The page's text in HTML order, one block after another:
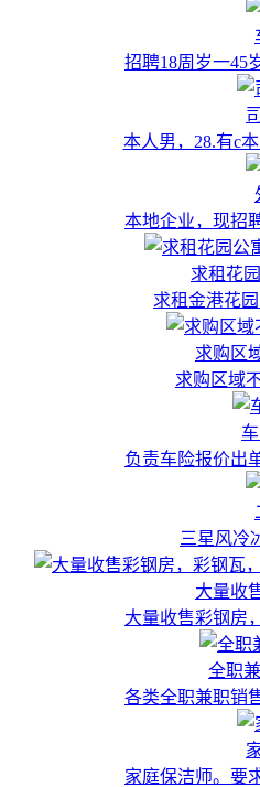
招聘18周岁一45
本人男，28.有c
本地企业，现招
求租花
求租金港花
求购区
求购区域
负责车险报价出
三星风冷
大量收
大量收售彩钢房
全职
各类全职兼职销
家庭保洁师。要